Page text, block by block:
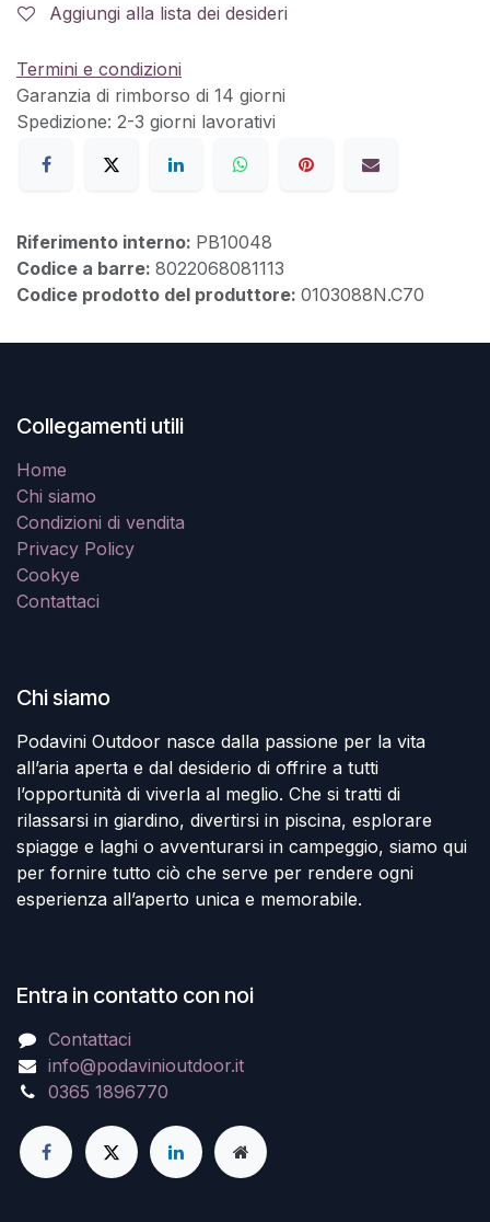
Aggiungi alla lista dei desideri
Termini e condizioni
Garanzia di rimborso di 14 giorni
Spedizione: 2-3 giorni lavorativi
Riferimento interno: PB10048
Codice a barre: 8022068081113
Codice prodotto del produttore: 0103088N.C70
Collegamenti utili
Home
Chi siamo
Condizioni di vendita
Privacy Policy
Cookye
Contattaci
Chi siamo
Podavini Outdoor nasce dalla passione per la vita
all’aria aperta e dal desiderio di offrire a tutti
l’opportunità di viverla al meglio. Che si tratti di
rilassarsi in giardino, divertirsi in piscina, esplorare
spiagge e laghi o avventurarsi in campeggio, siamo qui
per fornire tutto ciò che serve per rendere ogni
esperienza all’aperto unica e memorabile.
Entra in contatto con noi
Contattaci
info@podavinioutdoor.it
0365 1896770